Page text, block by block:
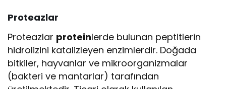
Proteazlar
Proteazlar proteinlerde bulunan peptitlerin
hidrolizini katalizleyen enzimlerdir. Doğada
bitkiler, hayvanlar ve mikroorganizmalar
(bakteri ve mantarlar) tarafından